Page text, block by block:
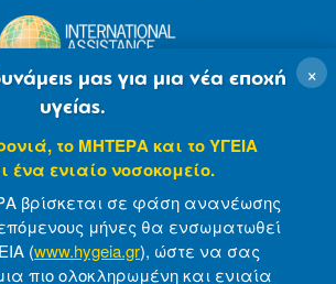
S.A Privacy Policy
×
μας για μια νέα εποχή
υγείας.
το ΜΗΤΕΡΑ και το ΥΓΕΙΑ
ένα ενιαίο νοσοκομείο.
βρίσκεται σε φάση ανανέωσης
μήνες θα ενσωματωθεί
(www.hygeia.gr), ώστε να σας
πιο ολοκληρωμένη και ενιαία